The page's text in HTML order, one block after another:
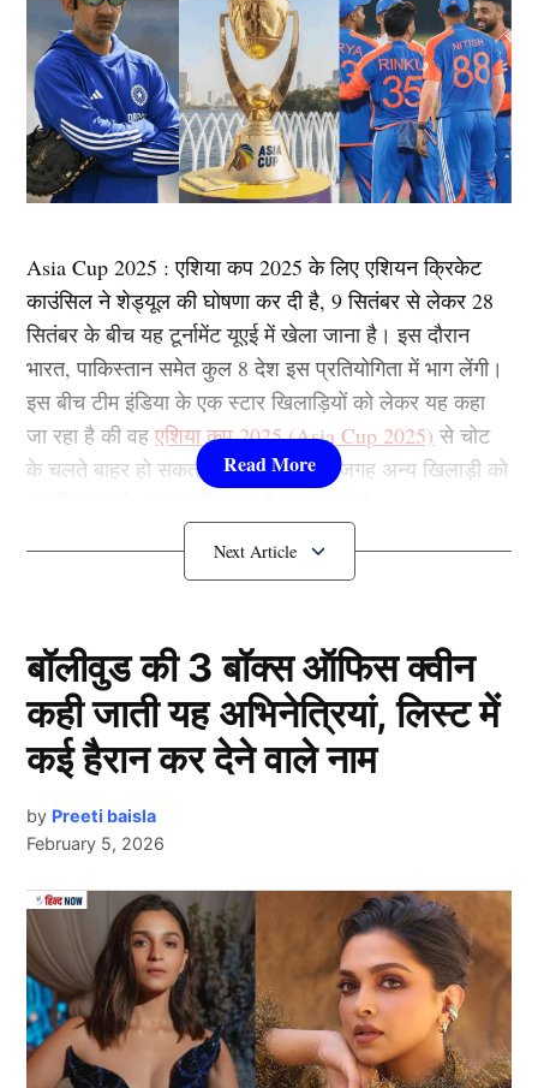
Asia Cup 2025 : एशिया कप 2025 के लिए एशियन क्रिकेट
काउंसिल ने शेड्यूल की घोषणा कर दी है, 9 सितंबर से लेकर 28
सितंबर के बीच यह टूर्नामेंट यूएई में खेला जाना है। इस दौरान
भारत, पाकिस्तान समेत कुल 8 देश इस प्रतियोगिता में भाग लेंगी।
इस बीच टीम इंडिया के एक स्टार खिलाड़ियों को लेकर यह कहा
जा रहा है की वहएशिया कप 2025 (Asia Cup 2025) से चोट
के चलते बाहर हो सकता है। ऐसे में उनकी जगह अन्य खिलाड़ी को
Asia Cup 2025 से बाहर होगा ये खिलाड़ी
Asia Cup 2025
9 सितंबर से शुरू होने वाले एशिया कप 2025 (Asia Cup 2025)
Next Article
बॉलीवुड की 3 बॉक्स ऑफिस क्वीन
कही जाती यह अभिनेत्रियां, लिस्ट में
कई हैरान कर देने वाले नाम
by Preeti baisla
February 5, 2026